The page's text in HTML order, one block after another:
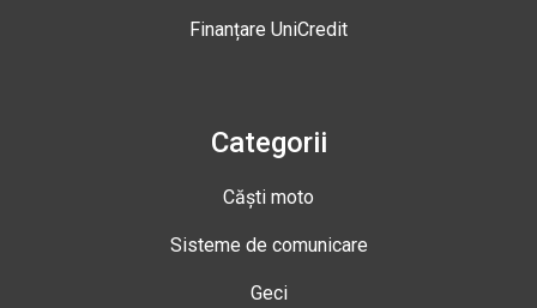
Finanțare UniCredit
Categorii
Căști moto
Sisteme de comunicare
Geci